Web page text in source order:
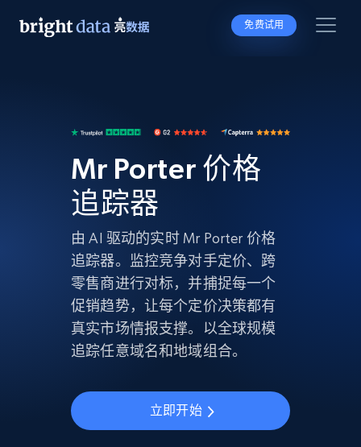
免费试用
Mr Porter 价格
追踪器
由 AI 驱动的实时 Mr Porter 价格
追踪器。监控竞争对手定价、跨
零售商进行对标，并捕捉每一个
促销趋势，让每个定价决策都有
真实市场情报支撑。以全球规模
追踪任意域名和地域组合。
立即开始